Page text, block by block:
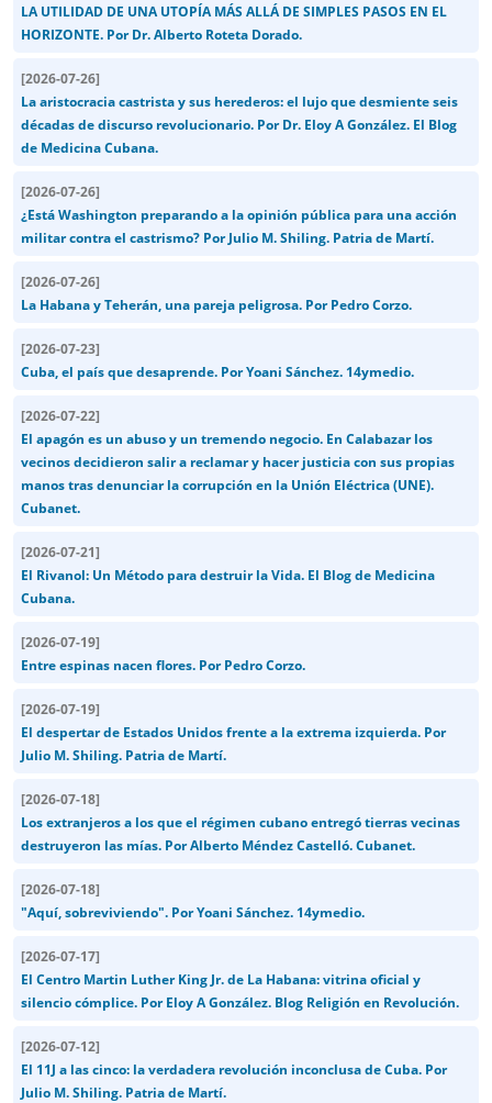
LA UTILIDAD DE UNA UTOPÍA MÁS ALLÁ DE SIMPLES PASOS EN EL
HORIZONTE. Por Dr. Alberto Roteta Dorado.
[2026-07-26]
La aristocracia castrista y sus herederos: el lujo que desmiente seis
décadas de discurso revolucionario. Por Dr. Eloy A González. El Blog
de Medicina Cubana.
[2026-07-26]
¿Está Washington preparando a la opinión pública para una acción
militar contra el castrismo? Por Julio M. Shiling. Patria de Martí.
[2026-07-26]
La Habana y Teherán, una pareja peligrosa. Por Pedro Corzo.
[2026-07-23]
Cuba, el país que desaprende. Por Yoani Sánchez. 14ymedio.
[2026-07-22]
El apagón es un abuso y un tremendo negocio. En Calabazar los
vecinos decidieron salir a reclamar y hacer justicia con sus propias
manos tras denunciar la corrupción en la Unión Eléctrica (UNE).
Cubanet.
[2026-07-21]
El Rivanol: Un Método para destruir la Vida. El Blog de Medicina
Cubana.
[2026-07-19]
Entre espinas nacen flores. Por Pedro Corzo.
[2026-07-19]
El despertar de Estados Unidos frente a la extrema izquierda. Por
Julio M. Shiling. Patria de Martí.
[2026-07-18]
Los extranjeros a los que el régimen cubano entregó tierras vecinas
destruyeron las mías. Por Alberto Méndez Castelló. Cubanet.
[2026-07-18]
"Aquí, sobreviviendo". Por Yoani Sánchez. 14ymedio.
[2026-07-17]
El Centro Martin Luther King Jr. de La Habana: vitrina oficial y
silencio cómplice. Por Eloy A González. Blog Religión en Revolución.
[2026-07-12]
El 11J a las cinco: la verdadera revolución inconclusa de Cuba. Por
Julio M. Shiling. Patria de Martí.